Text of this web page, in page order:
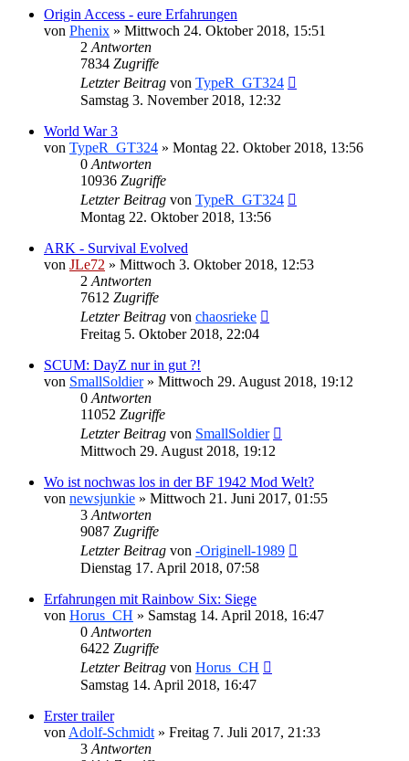
Origin Access - eure Erfahrungen
von Phenix » Mittwoch 24. Oktober 2018, 15:51
2 Antworten
7834 Zugriffe
Letzter Beitrag von TypeR_GT324
Samstag 3. November 2018, 12:32
World War 3
von TypeR_GT324 » Montag 22. Oktober 2018, 13:56
0 Antworten
10936 Zugriffe
Letzter Beitrag von TypeR_GT324
Montag 22. Oktober 2018, 13:56
ARK - Survival Evolved
von JLe72 » Mittwoch 3. Oktober 2018, 12:53
2 Antworten
7612 Zugriffe
Letzter Beitrag von chaosrieke
Freitag 5. Oktober 2018, 22:04
SCUM: DayZ nur in gut ?!
von SmallSoldier» Mittwoch 29. August 2018, 19:12
0 Antworten
11052 Zugriffe
Letzter Beitrag von SmallSoldier
Mittwoch 29. August 2018, 19:12
Wo ist nochwas los in der BF 1942 Mod Welt?
von newsjunkie » Mittwoch 21. Juni 2017, 01:55
3 Antworten
9087 Zugriffe
Letzter Beitrag von -Originell-1989
Dienstag 17. April 2018, 07:58
Erfahrungen mit Rainbow Six: Siege
von Horus_CH » Samstag 14. April 2018, 16:47
0 Antworten
6422 Zugriffe
Letzter Beitrag von Horus_CH
Samstag 14. April 2018, 16:47
Erster trailer
von Adolf-Schmidt » Freitag 7. Juli 2017, 21:33
3 Antworten